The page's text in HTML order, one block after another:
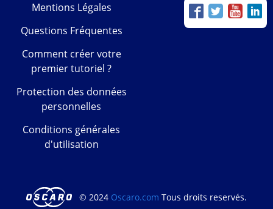
Mentions Légales
Questions Fréquentes
Comment créer votre
premier tutoriel ?
Protection des données
personnelles
Conditions générales
d'utilisation
© 2024 Oscaro.com Tous droits reservés.